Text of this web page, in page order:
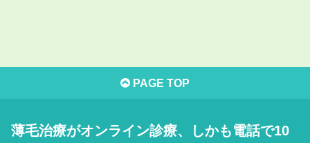
PAGE TOP
薄毛治療がオンライン診療、しかも電話で10